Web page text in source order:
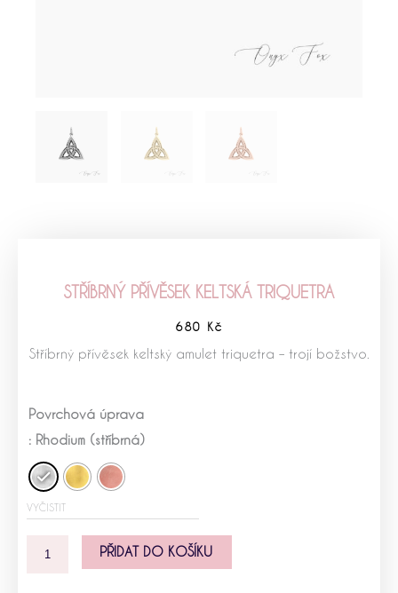
STŘÍBRNÝ PŘÍVĚSEK KELTSKÁ TRIQUETRA
680 Kč
Stříbrný přívěsek keltský amulet triquetra – trojí božstvo.
Povrchová úprava
: Rhodium (stříbrná)
VYČISTIT
přívěsek
Keltská
množství
PŘIDAT DO KOŠÍKU